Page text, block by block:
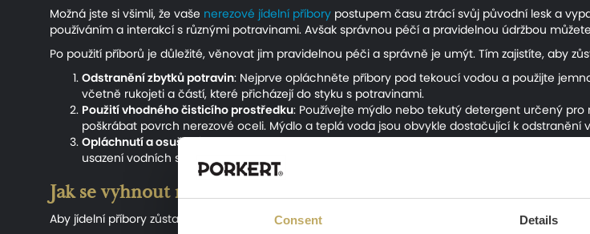
Consent Details
Možná jste si všimli, že vaše nerezové jídelní příbory postupem času ztrácí svůj původní lesk a
používáním a interakcí s různými potravinami. Avšak správnou péčí a pravidelnou údržbou
Po použití příborů je důležité, věnovat jim pravidelnou péči a správně je umýt. Tím zajistíte, aby
Odstranění zbytků potravin: Nejprve opláchněte příbory pod tekoucí vodou a použijte
včetně rukojeti a částí, které přicházejí do styku s potravinami.
Použití vhodného čisticího prostředku: Používejte mýdlo nebo tekutý detergent určený
poškrábat povrch nerezové oceli. Mýdlo a teplá voda jsou obvykle dostačující k odstranění
Opláchnutí a osušení: Po umytí příbory opláchněte pod tekoucí vodou a osušte je čistou
usazení vodních skvrn.
Jak se vyhnout nežádoucím skvrnám a poškrábání
Aby jídelní příbory zůstaly v dokonalém stavu, je důležité se vyhnout nežádoucím skvrnám a